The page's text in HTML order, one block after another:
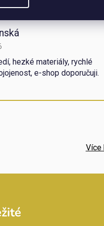
obchodu je 5 z 5 hvězdiček.
hezké materiály, rychlé
e-shop doporučuji.
Více